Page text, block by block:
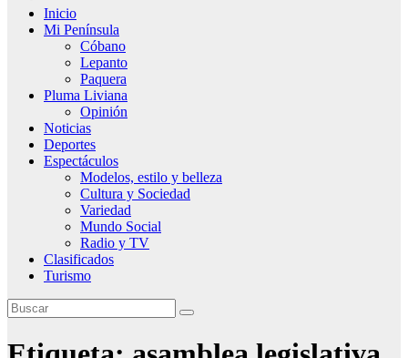
Inicio
Mi Península
Cóbano
Lepanto
Paquera
Pluma Liviana
Opinión
Noticias
Deportes
Espectáculos
Modelos, estilo y belleza
Cultura y Sociedad
Variedad
Mundo Social
Radio y TV
Clasificados
Turismo